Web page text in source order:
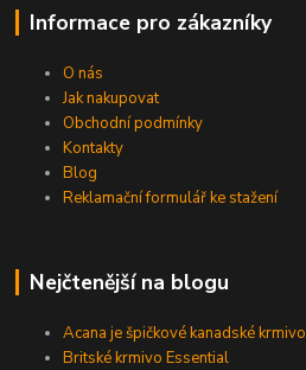
Informace pro zákazníky
O nás
Jak nakupovat
Obchodní podmínky
Kontakty
Blog
Reklamační formulář ke stažení
Nejčtenější na blogu
Acana je špičkové kanadské krmivo
Britské krmivo Essential